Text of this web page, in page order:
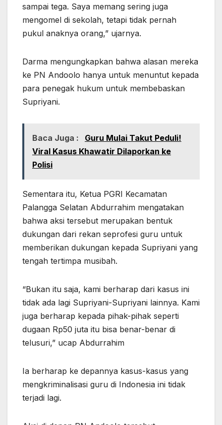
sampai tega. Saya memang sering juga
mengomel di sekolah, tetapi tidak pernah
pukul anaknya orang,” ujarnya.
Darma mengungkapkan bahwa alasan mereka
ke PN Andoolo hanya untuk menuntut kepada
para penegak hukum untuk membebaskan
Supriyani.
Baca Juga :
Guru Mulai Takut Peduli!
Viral Kasus Khawatir Dilaporkan ke
Polisi
Sementara itu, Ketua PGRI Kecamatan
Palangga Selatan Abdurrahim mengatakan
bahwa aksi tersebut merupakan bentuk
dukungan dari rekan seprofesi guru untuk
memberikan dukungan kepada Supriyani yang
tengah tertimpa musibah.
“Bukan itu saja, kami berharap dari kasus ini
tidak ada lagi Supriyani-Supriyani lainnya. Kami
juga berharap kepada pihak-pihak seperti
dugaan Rp50 juta itu bisa benar-benar di
telusuri,” ucap Abdurrahim
Ia berharap ke depannya kasus-kasus yang
mengkriminalisasi guru di Indonesia ini tidak
terjadi lagi.